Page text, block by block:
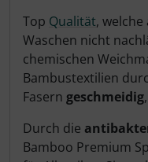
Top Qualität,
Waschen nicht
chemischen
Bambustextilien
Fasern geschmeidig,
Durch die
Bamboo Premium